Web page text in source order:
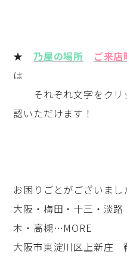
★乃屋の場所 ご来店
は
それぞれ文字をクリ
認いただけます！
お困りごとがございまし
大阪・梅田・十三・淡
木・高槻…MORE
大阪市東淀川区上新庄